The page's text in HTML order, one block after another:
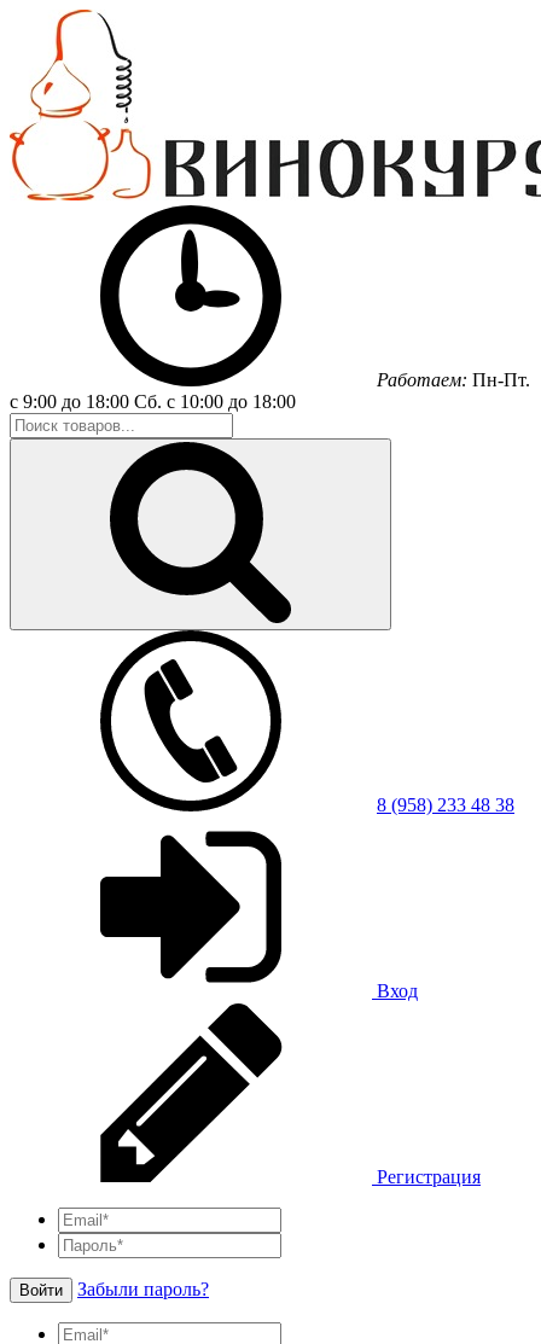
Работаем: Пн-Пт.
с 9:00 до 18:00 Сб. с 10:00 до 18:00
8 (958) 233 48 38
Вход
Регистрация
Войти Забыли пароль?